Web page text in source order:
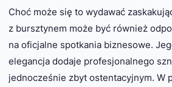
Choć może się to wydawać
z bursztynem może być również
na oficjalne spotkania biznesowe.
elegancja dodaje profesjonalnego
jednocześnie zbyt ostentacyjnym. W